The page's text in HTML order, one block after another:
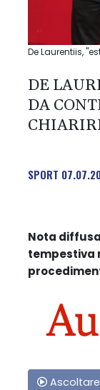
De Laurentiis,
DE
DA
SPORT
Nota
tempestiva
Ascoltare